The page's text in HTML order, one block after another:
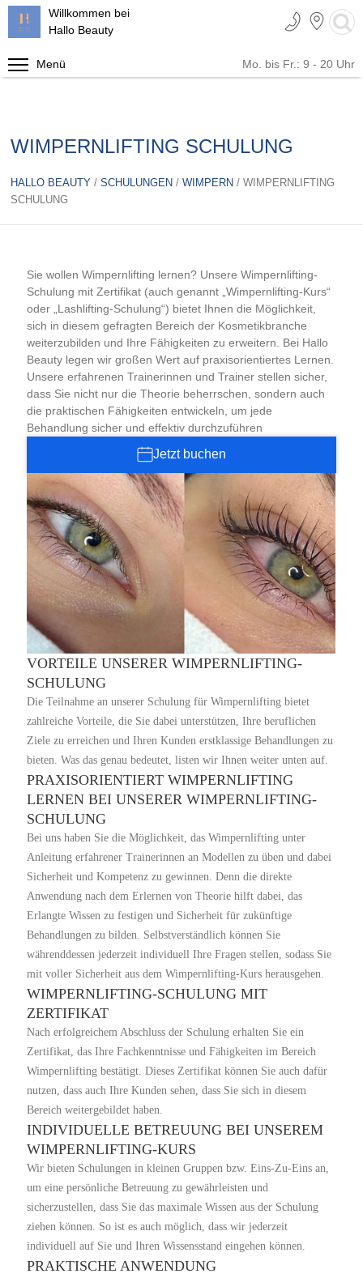
Willkommen bei
Hallo Beauty
Menü Mo. bis Fr.: 9 - 20 Uhr
UNSER TEAM
FALTENBEHANDLUNG
KOSMETIK
FETTREDUKTION
WIMPERNLIFTING SCHULUNG
HALLO BEAUTY/SCHULUNGEN/WIMPERN/ WIMPERNLIFTING
SCHULUNG
Sie wollen Wimpernlifting lernen? Unsere Wimpernlifting-
Schulung mit Zertifikat (auch genannt „Wimpernlifting-Kurs“
oder „Lashlifting-Schulung“) bietet Ihnen die Möglichkeit,
sich in diesem gefragten Bereich der Kosmetikbranche
weiterzubilden und Ihre Fähigkeiten zu erweitern. Bei Hallo
Beauty legen wir großen Wert auf praxisorientiertes Lernen.
Unsere erfahrenen Trainerinnen und Trainer stellen sicher,
dass Sie nicht nur die Theorie beherrschen, sondern auch
die praktischen Fähigkeiten entwickeln, um jede
Behandlung sicher und effektiv durchzuführen
Jetzt buchen
VORTEILE UNSERER WIMPERNLIFTING-
SCHULUNG
Die Teilnahme an unserer Schulung für Wimpernlifting bietet
zahlreiche Vorteile, die Sie dabei unterstützen, Ihre beruflichen
Ziele zu erreichen und Ihren Kunden erstklassige Behandlungen zu
bieten. Was das genau bedeutet, listen wir Ihnen weiter unten auf.
PRAXISORIENTIERT WIMPERNLIFTING
LERNEN BEI UNSERER WIMPERNLIFTING-
SCHULUNG
Bei uns haben Sie die Möglichkeit, das Wimpernlifting unter
Anleitung erfahrener Trainerinnen an Modellen zu üben und dabei
Sicherheit und Kompetenz zu gewinnen. Denn die direkte
Anwendung nach dem Erlernen von Theorie hilft dabei, das
Erlangte Wissen zu festigen und Sicherheit für zukünftige
Behandlungen zu bilden. Selbstverständlich können Sie
währenddessen jederzeit individuell Ihre Fragen stellen, sodass Sie
mit voller Sicherheit aus dem Wimpernlifting-Kurs herausgehen.
WIMPERNLIFTING-SCHULUNG MIT
ZERTIFIKAT
Nach erfolgreichem Abschluss der Schulung erhalten Sie ein
Zertifikat, das Ihre Fachkenntnisse und Fähigkeiten im Bereich
Wimpernlifting bestätigt. Dieses Zertifikat können Sie auch dafür
nutzen, dass auch Ihre Kunden sehen, dass Sie sich in diesem
Bereich weitergebildet haben.
INDIVIDUELLE BETREUUNG BEI UNSEREM
WIMPERNLIFTING-KURS
Wir bieten Schulungen in kleinen Gruppen bzw. Eins-Zu-Eins an,
um eine persönliche Betreuung zu gewährleisten und
sicherzustellen, dass Sie das maximale Wissen aus der Schulung
ziehen können. So ist es auch möglich, dass wir jederzeit
individuell auf Sie und Ihren Wissensstand eingehen können.
PRAKTISCHE ANWENDUNG